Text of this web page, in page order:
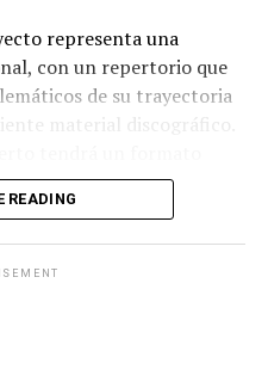
representa una
con un repertorio que
de su trayectoria
material discográfico.
libre, acompañado de
local y una
READING